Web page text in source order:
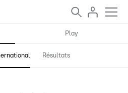
Play
Résultats